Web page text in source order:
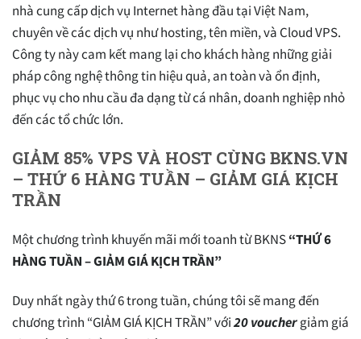
nhà cung cấp dịch vụ Internet hàng đầu tại Việt Nam,
chuyên về các dịch vụ như hosting, tên miền, và Cloud VPS.
Công ty này cam kết mang lại cho khách hàng những giải
pháp công nghệ thông tin hiệu quả, an toàn và ổn định,
phục vụ cho nhu cầu đa dạng từ cá nhân, doanh nghiệp nhỏ
đến các tổ chức lớn.
GIẢM 85% VPS VÀ HOST CÙNG BKNS.VN
– THỨ 6 HÀNG TUẦN – GIẢM GIÁ KỊCH
TRẦN
Một chương trình khuyến mãi mới toanh từ BKNS“THỨ 6
HÀNG TUẦN – GIẢM GIÁ KỊCH TRẦN”
Duy nhất ngày thứ 6 trong tuần, chúng tôi sẽ mang đến
chương trình “GIẢM GIÁ KỊCH TRẦN” với20 vouchergiảm giá